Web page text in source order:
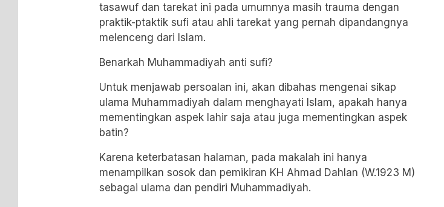
tasawuf dan tarekat ini pada umumnya masih trauma dengan
praktik-ptaktik sufi atau ahli tarekat yang pernah dipandangnya
melenceng dari Islam.
Benarkah Muhammadiyah anti sufi?
Untuk menjawab persoalan ini, akan dibahas mengenai sikap
ulama Muhammadiyah dalam menghayati Islam, apakah hanya
mementingkan aspek lahir saja atau juga mementingkan aspek
batin?
Karena keterbatasan halaman, pada makalah ini hanya
menampilkan sosok dan pemikiran KH Ahmad Dahlan (W.1923 M)
sebagai ulama dan pendiri Muhammadiyah.